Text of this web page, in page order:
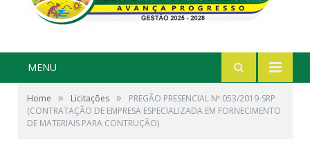
MENU
Home » Licitações »
PREGÃO PRESENCIAL Nº 053/2019-SRP
(CONTRATAÇÃO DE EMPRESA ESPECIALIZADA EM FORNECIMENTO
DE MATERIAIS PARA CONTRUÇÃO)